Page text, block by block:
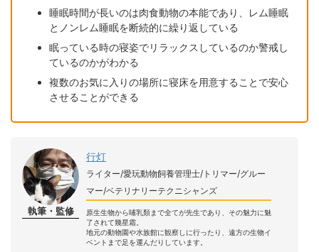
睡眠時間が長いのは肉食動物の本能であり、レム睡眠
とノンレム睡眠を断続的に繰り返している
眠っている時の寝姿でリラックスしているのか警戒し
ているのかがわかる
複数のお気に入りの場所に寝床を用意することで安心
させることができる
執筆・監修
行灯
ライター/愛玩動物飼養管理士/トリマー/グルー
マー/ベテリナリーテクニシャンズ
原生生物から哺乳類まで全てが先生であり、その魅力に魅
了されて幾星霜。
地元の動物園や水族館に観察しに行ったり、遠方の生物イ
ベントまで足を運んだりしています。